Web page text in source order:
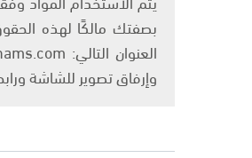
بصفتك مالكًا لهذه
وإرفاق تصوير للشاشة